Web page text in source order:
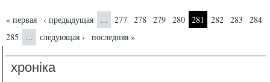
Страницы
« первая ‹ предыдущая … 277 278 279 280 281 282 283
284
285
… следующая › последняя »
хроніка